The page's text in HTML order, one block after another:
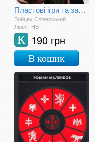
Пластові ігри та забави
Войцех Сліверський
Лілея -НВ
190 грн
К
В кошик